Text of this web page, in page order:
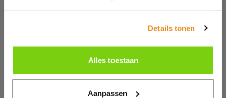
Details tonen
Alles toestaan
Aanpassen
PREMIUM
COTTON GYMSAC
PREMIUM
COTTON GYMSAC